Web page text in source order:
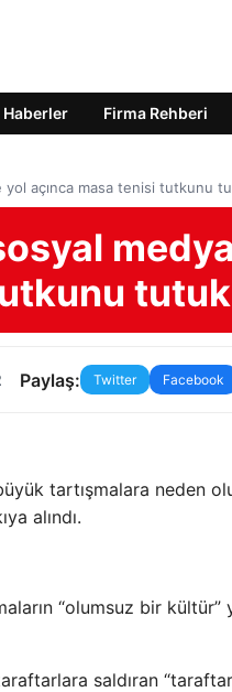
Firma Rehberi
yol açınca masa tenisi tutkunu
Paylaş: Twitter Facebook
tartışmalara neden
alındı.
“olumsuz bir kültür”
saldıran